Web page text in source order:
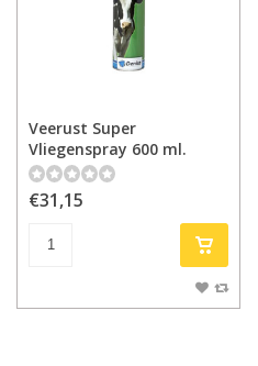
Veerust Super
Vliegenspray 600 ml.
€31,15